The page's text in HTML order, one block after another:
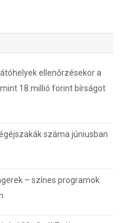
ellenőrzésekor a
18 millió forint bírságot
száma júniusban
– színes programok